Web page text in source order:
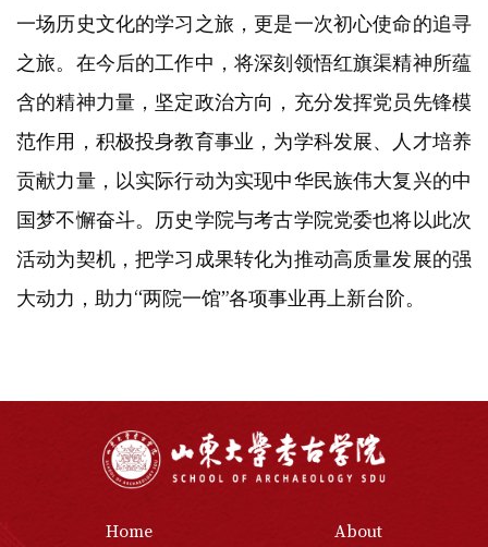
一场历史文化的学习之旅，更是一次初心使命的追寻
之旅。在今后的工作中，将深刻领悟红旗渠精神所蕴
含的精神力量，坚定政治方向，充分发挥党员先锋模
范作用，积极投身教育事业，为学科发展、人才培养
贡献力量，以实际行动为实现中华民族伟大复兴的中
国梦不懈奋斗。历史学院与考古学院党委也将以此次
活动为契机，把学习成果转化为推动高质量发展的强
大动力，助力“两院一馆”各项事业再上新台阶。
Home About